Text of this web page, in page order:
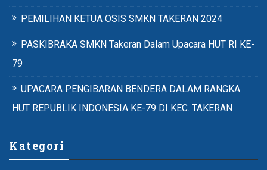
PEMILIHAN KETUA OSIS SMKN TAKERAN 2024
PASKIBRAKA SMKN Takeran Dalam Upacara HUT RI KE-
79
UPACARA PENGIBARAN BENDERA DALAM RANGKA
HUT REPUBLIK INDONESIA KE-79 DI KEC. TAKERAN
Kategori